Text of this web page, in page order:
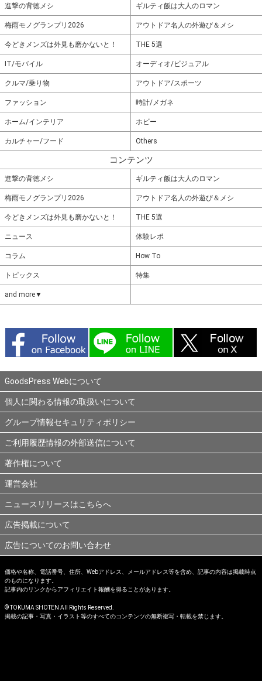
進撃の背徳メシ ギルティ飯は大人のロマン
梅雨モノグランプリ2026 アウトドア名人の外遊び＆メシ
今どきメンズは外見も磨かないと！ THE 5選
IT/モバイル オーディオ/ビジュアル
クルマ/乗り物 アウトドア/スポーツ
ファッション 時計/メガネ
ホーム/インテリア ホビー
カルチャー/フード Others
コンテンツ
進撃の背徳メシ ギルティ飯は大人のロマン
梅雨モノグランプリ2026 アウトドア名人の外遊び＆メシ
今どきメンズは外見も磨かないと！ THE 5選
ニュース 体験レポ
コラム How To
トピックス 特集
and more▼
GoodsPress Webについて
個人に関わる情報の取扱いについて
グループ情報セキュリティポリシー
ご利用履歴情報の外部送信について
著作権について
運営会社
ニュースリリースはこちらへ
広告掲載について
広告についてのお問い合わせ
価格や名称、電話番号、住所、Webアドレス、メールアドレス等を含め、記事の内容は掲載時点
のものになります。
記事内のリンクからアフィリエイト報酬を得ることがあります。
© TOKUMA SHOTEN All Rights Reserved.
掲載の記事・写真・イラスト等のすべてのコンテンツの無断複写・転載を禁じます。